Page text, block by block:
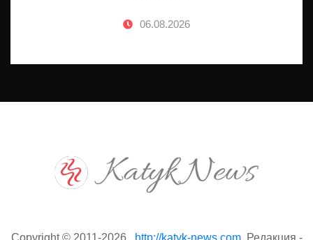
06.08.2026
Copyright © 2011-2026 . http://katyk-news.com. Редакция -